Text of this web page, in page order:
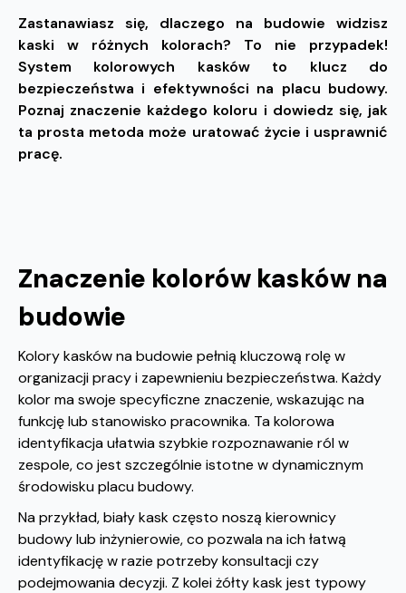
Zastanawiasz się, dlaczego na budowie widzisz
kaski w różnych kolorach? To nie przypadek!
System kolorowych kasków to klucz do
bezpieczeństwa i efektywności na placu budowy.
Poznaj znaczenie każdego koloru i dowiedz się, jak
ta prosta metoda może uratować życie i usprawnić
pracę.
Znaczenie kolorów kasków na
budowie
Kolory kasków na budowie pełnią kluczową rolę w
organizacji pracy i zapewnieniu bezpieczeństwa. Każdy
kolor ma swoje specyficzne znaczenie, wskazując na
funkcję lub stanowisko pracownika. Ta kolorowa
identyfikacja ułatwia szybkie rozpoznawanie ról w
zespole, co jest szczególnie istotne w dynamicznym
środowisku placu budowy.
Na przykład, biały kask często noszą kierownicy
budowy lub inżynierowie, co pozwala na ich łatwą
identyfikację w razie potrzeby konsultacji czy
podejmowania decyzji. Z kolei żółty kask jest typowy